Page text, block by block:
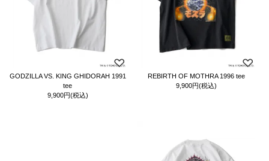
GODZILLA VS. KING GHIDORAH 1991
tee
9,900円(税込)
REBIRTH OF MOTHRA 1996 tee
9,900円(税込)